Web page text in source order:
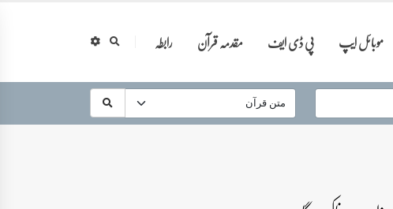
موبائل ایپ پی ڈی ایف مقدمہ قرآن رابطہ